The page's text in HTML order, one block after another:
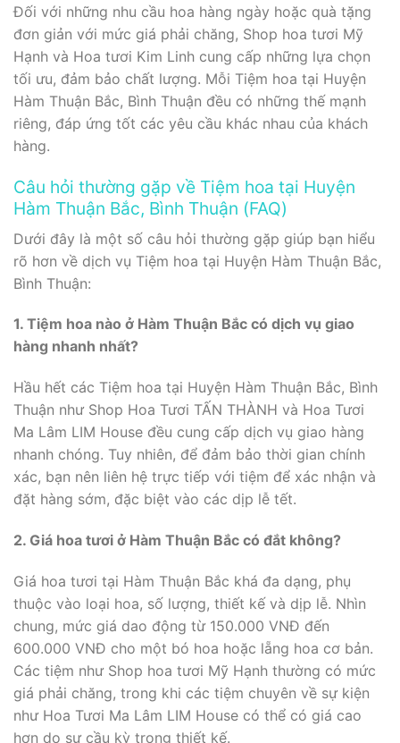
Đối với những nhu cầu hoa hàng ngày hoặc quà tặng
đơn giản với mức giá phải chăng, Shop hoa tươi Mỹ
Hạnh và Hoa tươi Kim Linh cung cấp những lựa chọn
tối ưu, đảm bảo chất lượng. Mỗi Tiệm hoa tại Huyện
Hàm Thuận Bắc, Bình Thuận đều có những thế mạnh
riêng, đáp ứng tốt các yêu cầu khác nhau của khách
hàng.
Câu hỏi thường gặp về Tiệm hoa tại Huyện
Hàm Thuận Bắc, Bình Thuận (FAQ)
Dưới đây là một số câu hỏi thường gặp giúp bạn hiểu
rõ hơn về dịch vụ Tiệm hoa tại Huyện Hàm Thuận Bắc,
Bình Thuận:
1. Tiệm hoa nào ở Hàm Thuận Bắc có dịch vụ giao
hàng nhanh nhất?
Hầu hết các Tiệm hoa tại Huyện Hàm Thuận Bắc, Bình
Thuận như Shop Hoa Tươi TẤN THÀNH và Hoa Tươi
Ma Lâm LIM House đều cung cấp dịch vụ giao hàng
nhanh chóng. Tuy nhiên, để đảm bảo thời gian chính
xác, bạn nên liên hệ trực tiếp với tiệm để xác nhận và
đặt hàng sớm, đặc biệt vào các dịp lễ tết.
2. Giá hoa tươi ở Hàm Thuận Bắc có đắt không?
Giá hoa tươi tại Hàm Thuận Bắc khá đa dạng, phụ
thuộc vào loại hoa, số lượng, thiết kế và dịp lễ. Nhìn
chung, mức giá dao động từ 150.000 VNĐ đến
600.000 VNĐ cho một bó hoa hoặc lẵng hoa cơ bản.
Các tiệm như Shop hoa tươi Mỹ Hạnh thường có mức
giá phải chăng, trong khi các tiệm chuyên về sự kiện
như Hoa Tươi Ma Lâm LIM House có thể có giá cao
hơn do sự cầu kỳ trong thiết kế.